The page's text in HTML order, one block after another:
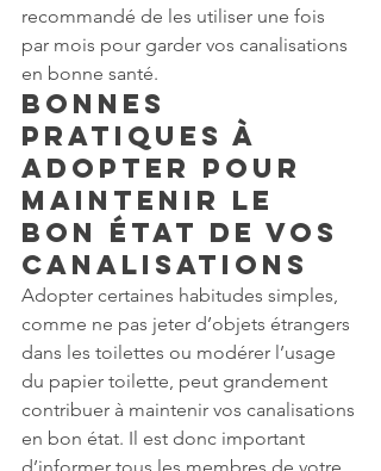
recommandé de les utiliser une fois
par mois pour garder vos canalisations
en bonne santé.
Bonnes
pratiques à
adopter pour
maintenir le
bon état de vos
canalisations
Adopter certaines habitudes simples,
comme ne pas jeter d’objets étrangers
dans les toilettes ou modérer l’usage
du papier toilette, peut grandement
contribuer à maintenir vos canalisations
en bon état. Il est donc important